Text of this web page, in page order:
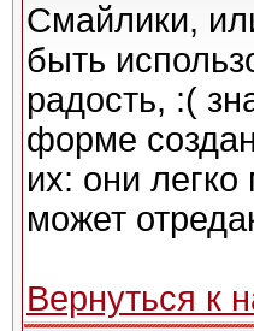
Смайлики,
быть
радость, :(
форме
их: они
может
Вернуться к